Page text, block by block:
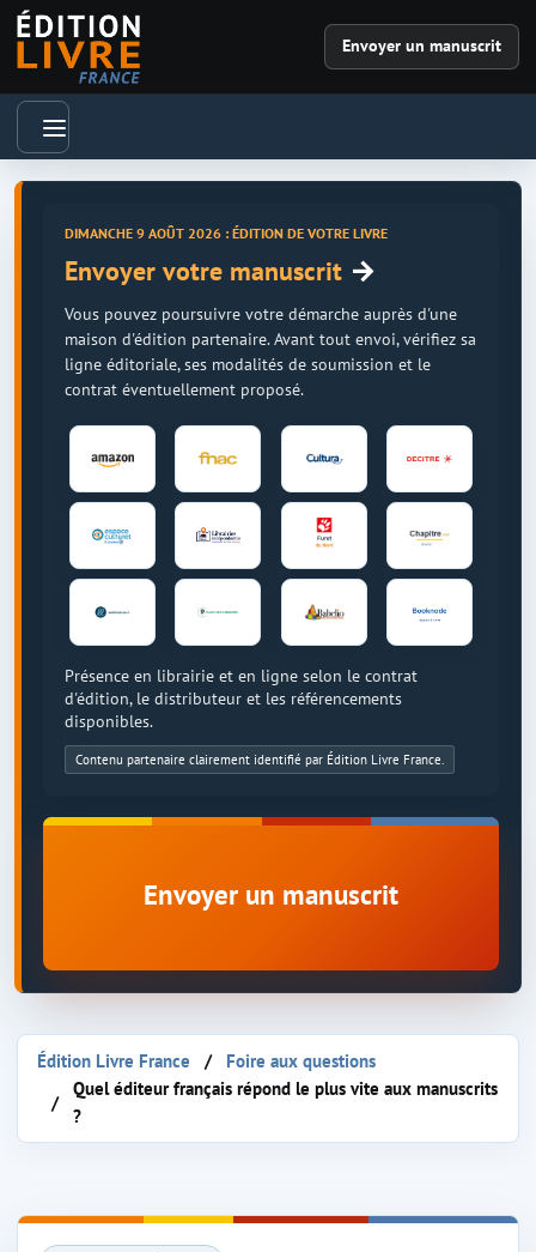
Envoyer un manuscrit
DIMANCHE 9 AOÛT 2026 : ÉDITION DE VOTRE LIVRE
Envoyer votre manuscrit →
Vous pouvez poursuivre votre démarche auprès d'une
maison d'édition partenaire. Avant tout envoi, vérifiez sa
ligne éditoriale, ses modalités de soumission et le
contrat éventuellement proposé.
Présence en librairie et en ligne selon le contrat
d'édition, le distributeur et les référencements
disponibles.
Contenu partenaire clairement identifié par Édition Livre France.
Envoyer un manuscrit
Édition Livre France
Foire aux questions
Quel éditeur français répond le plus vite aux manuscrits
?